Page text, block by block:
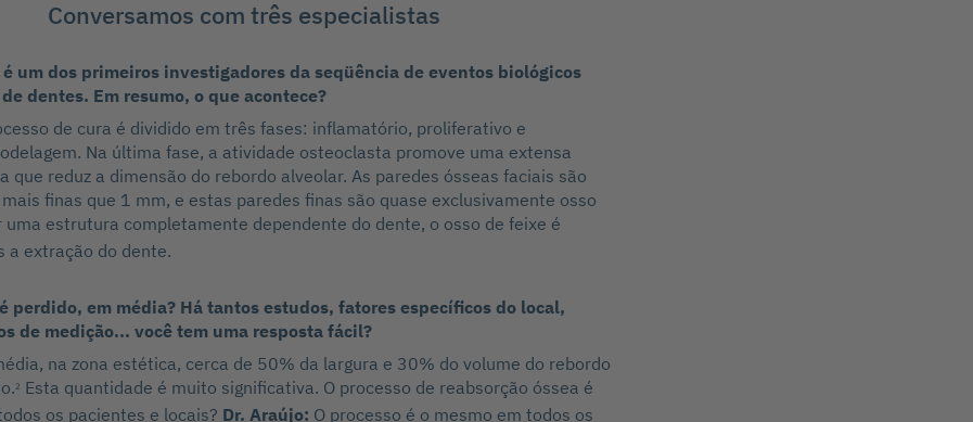
Conversamos com três especialistas
é um dos primeiros investigadores da seqüência de eventos biológicos
dentes. Em resumo, o que acontece?
de cura é dividido em três fases: inflamatório, proliferativo e
Na última fase, a atividade osteoclasta promove uma extensa
que reduz a dimensão do rebordo alveolar. As paredes ósseas faciais são
finas que 1 mm, e estas paredes finas são quase exclusivamente osso
uma estrutura completamente dependente do dente, o osso de feixe é
a extração do dente.
perdido, em média? Há tantos estudos, fatores específicos do local,
de medição... você tem uma resposta fácil?
na zona estética, cerca de 50% da largura e 30% do volume do rebordo
2 Esta quantidade é muito significativa. O processo de reabsorção óssea é
os pacientes e locais? Dr. Araújo: O processo é o mesmo em todos os